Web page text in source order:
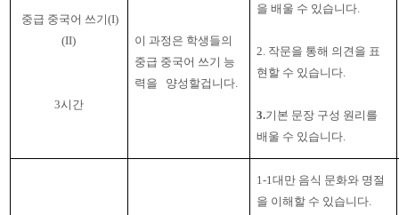
중급 중국어 쓰기(I)
(II)
3시간
이 과정은 학생들의
중급 중국어 쓰기 능
력을
양성할겁니다.
을 배울 수 있습니다.
2. 작문을 통해 의견을 표
현할 수 있습니다.
3.기본 문장 구성 원리를
배울 수 있습니다.
1-1대만 음식 문화와 명절
을 이해할 수 있습니다.